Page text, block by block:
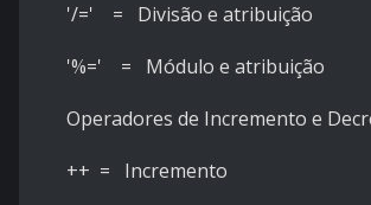
'/=' = Divisão e atribuição
'%=' = Módulo e atribuição
Operadores de Incremento e
++ = Incremento